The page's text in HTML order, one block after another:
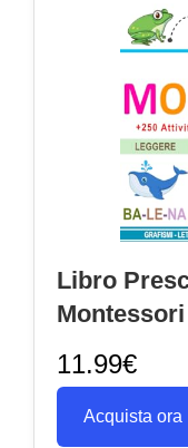
Libro
Montessori
11.99€
Acquista ora